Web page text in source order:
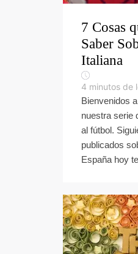
7 Cosas
Saber
Italiana
4 minutos de
Bienvenidos
nuestra serie
al fútbol.
publicados
España hoy